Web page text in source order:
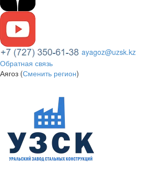
ayagoz@uzsk.kz
Обратная связь
Аягоз (Сменить регион)